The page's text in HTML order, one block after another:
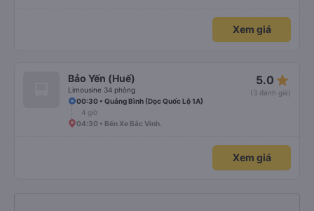
Xem giá
Bảo Yến (Huế)
Limousine 34 phòng
5.0 star_rate
(3 đánh giá)
00:30 • Quảng Bình (Dọc Quốc Lộ 1A)
4 giờ
04:30 • Bến Xe Bắc Vinh.
Xem giá